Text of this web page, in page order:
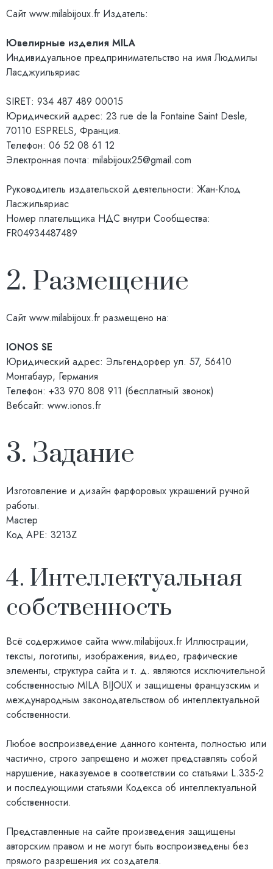
Сайт www.milabijoux.fr Издатель:
Ювелирные изделия MILA
Индивидуальное предпринимательство на имя Людмилы
Ласджуильяриас
SIRET: 934 487 489 00015
Юридический адрес: 23 rue de la Fontaine Saint Desle,
70110 ESPRELS, Франция.
Телефон: 06 52 08 61 12
Электронная почта: milabijoux25@gmail.com
Руководитель издательской деятельности: Жан-Клод
Ласжильяриас
Номер плательщика НДС внутри Сообщества:
FR04934487489
2. Размещение
Сайт www.milabijoux.fr размещено на:
IONOS SE
Юридический адрес: Эльгендорфер ул. 57, 56410
Монтабаур, Германия
Телефон: +33 970 808 911 (бесплатный звонок)
Вебсайт: www.ionos.fr
3. Задание
Изготовление и дизайн фарфоровых украшений ручной
работы.
Мастер
Код APE: 3213Z
4. Интеллектуальная
собственность
Всё содержимое сайта www.milabijoux.fr Иллюстрации,
тексты, логотипы, изображения, видео, графические
элементы, структура сайта и т. д. являются исключительной
собственностью MILA BIJOUX и защищены французским и
международным законодательством об интеллектуальной
собственности.
Любое воспроизведение данного контента, полностью или
частично, строго запрещено и может представлять собой
нарушение, наказуемое в соответствии со статьями L.335-2
и последующими статьями Кодекса об интеллектуальной
собственности.
Представленные на сайте произведения защищены
авторским правом и не могут быть воспроизведены без
прямого разрешения их создателя.